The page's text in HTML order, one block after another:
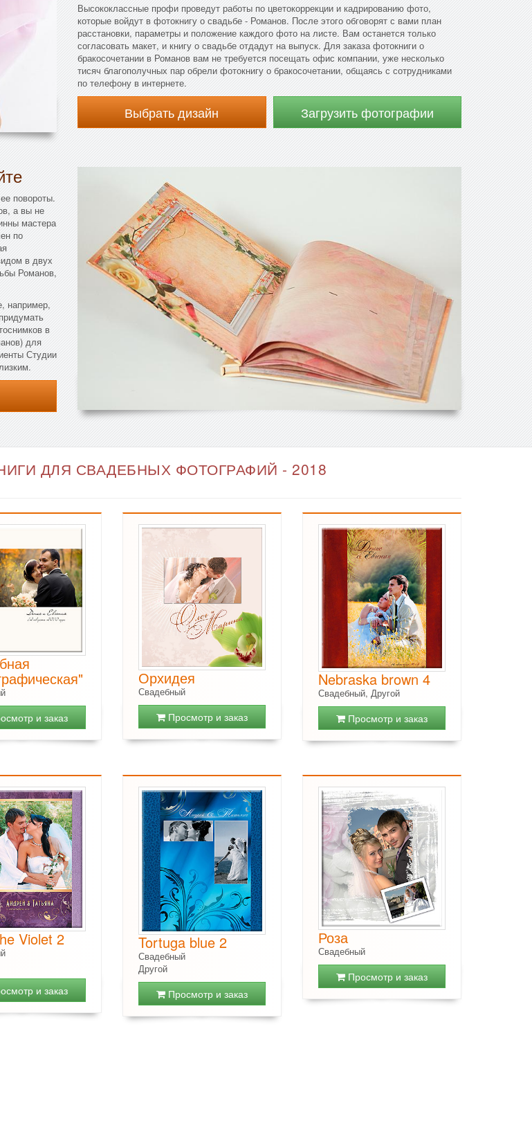
Высококлассные профи проведут работы по цветокоррекции и кадрированию фото,
которые войдут в фотокнигу о свадьбе - Романов. После этого обговорят с вами план
расстановки, параметры и положение каждого фото на листе. Вам останется только
согласовать макет, и книгу о свадьбе отдадут на выпуск. Для заказа фотокниги о
бракосочетании в Романов вам не требуется посещать офис компании, уже несколько
тисяч благополучных пар обрели фотокнигу о бракосочетании, общаясь с сотрудниками
по телефону в интернете.
Выбрать дизайн Загрузить фотографии
повороты.
а вы не
мастера
по
в двух
Романов,
например,
в
для
Студии
ДЛЯ СВАДЕБНЫХ ФОТОГРАФИЙ - 2018
и заказ
Орхидея
Свадебный
Просмотр и заказ
Nebraska brown 4
Свадебный, Другой
Просмотр и заказ
Violet 2
и заказ
Tortuga blue 2
Свадебный
Другой
Просмотр и заказ
Роза
Свадебный
Просмотр и заказ